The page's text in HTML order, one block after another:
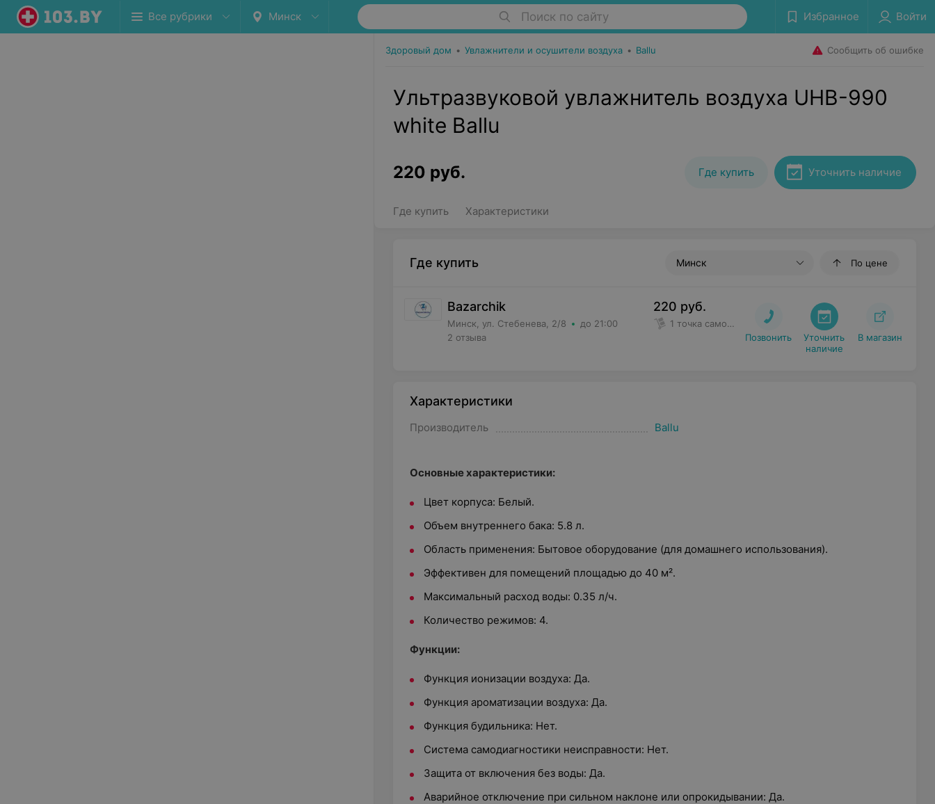
Все рубрики Минск Поиск по сайту Избранное Войти
Здоровый дом • Увлажнители и осушители воздуха • Ballu Сообщить об ошибке
Ультразвуковой увлажнитель воздуха UHB-990
white Ballu
220 руб. Где купить Уточнить наличие
Где купить Характеристики
Где купить Минск По цене
Bazarchik
Минск, ул. Стебенева, 2/8
до 21:00
2 отзыва
220 руб.
1 точка самовывоза
Позвонить
Уточнить
наличие
В магазин
Характеристики
Производитель Ballu
Основные характеристики:
Цвет корпуса: Белый.
Объем внутреннего бака: 5.8 л.
Область применения: Бытовое оборудование (для домашнего использования).
Эффективен для помещений площадью до 40 м².
Максимальный расход воды: 0.35 л/ч.
Количество режимов: 4.
Функции:
Функция ионизации воздуха: Да.
Функция ароматизации воздуха: Да.
Функция будильника: Нет.
Система самодиагностики неисправности: Нет.
Защита от включения без воды: Да.
Аварийное отключение при сильном наклоне или опрокидывании: Да.